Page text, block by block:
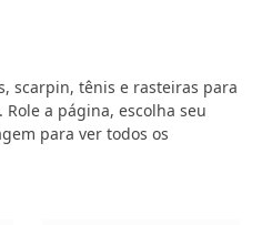
scarpin, tênis e rasteiras para
a página, escolha seu
para ver todos os